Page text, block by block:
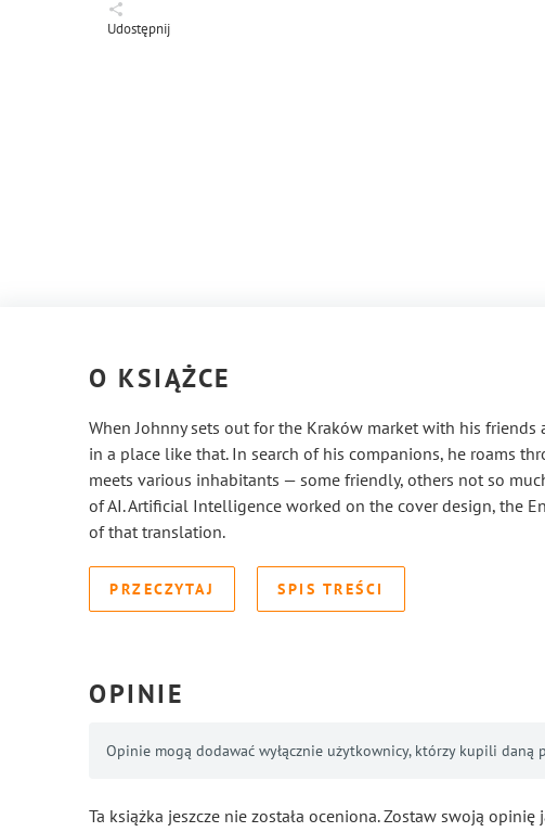
Udostępnij
O KSIĄŻCE
When Johnny sets out for the Kraków market with his friends
in a place like that. In search of his companions, he roams
meets various inhabitants — some friendly, others not so
of AI. Artificial Intelligence worked on the cover design, the
of that translation.
PRZECZYTAJ SPIS TREŚCI
OPINIE
Opinie mogą dodawać wyłącznie użytkownicy, którzy kupili
Ta książka jeszcze nie została oceniona. Zostaw swoją opinię